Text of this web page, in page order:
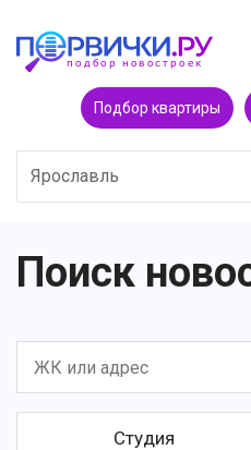
Подбор квартиры
Ярославль
Поиск
Студия